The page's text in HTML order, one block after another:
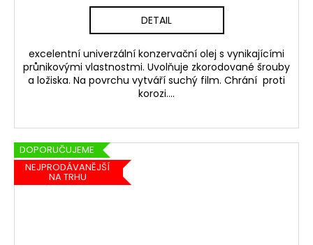
DETAIL
excelentní univerzální konzervační olej s vynikajícími
průnikovými vlastnostmi. Uvolňuje zkorodované šrouby
a ložiska. Na povrchu vytváří suchý film. Chrání proti
korozi....
DOPORUČUJEME
NEJPRODÁVANĚJŠÍ
NA TRHU